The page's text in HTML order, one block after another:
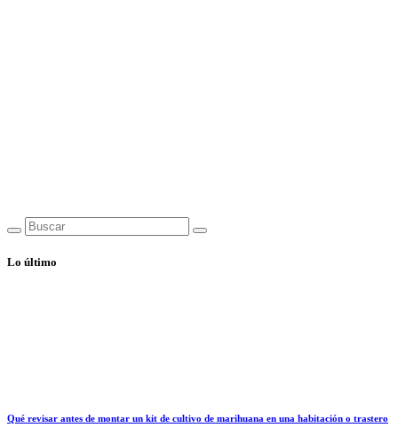
Lo último
Qué revisar antes de montar un kit de cultivo de marihuana en una habitación o trastero